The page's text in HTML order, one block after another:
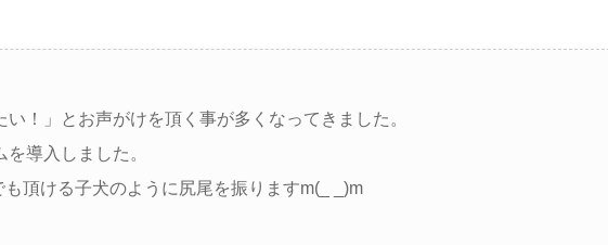
！」とお声がけを頂く事が多くなってきました。
導入しました。
頂ける子犬のように尻尾を振りますm(_ _)m